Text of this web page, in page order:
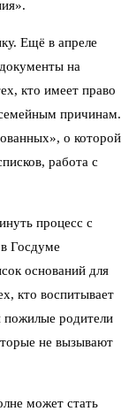
Ещё в апреле
на
кто имеет право
причинам.
о которой
работа с
процесс с
Госдуме
оснований для
кто воспитывает
пожилые родители
не вызывают
может стать